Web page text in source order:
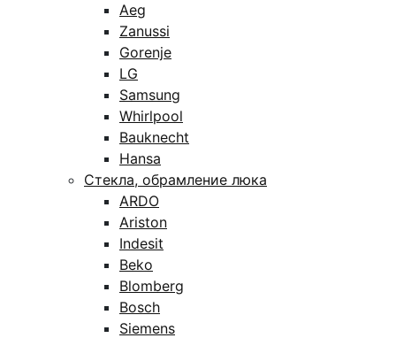
Aeg
Zanussi
Gorenje
LG
Samsung
Whirlpool
Bauknecht
Hansa
Стекла, обрамление люка
ARDO
Ariston
Indesit
Beko
Blomberg
Bosch
Siemens